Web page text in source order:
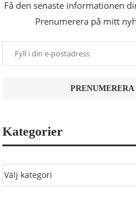
Få den senaste informationen
Prenumerera på mitt
Kategorier